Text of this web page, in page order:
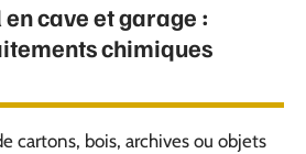
cave et garage :
chimiques
cartons, bois, archives ou objets